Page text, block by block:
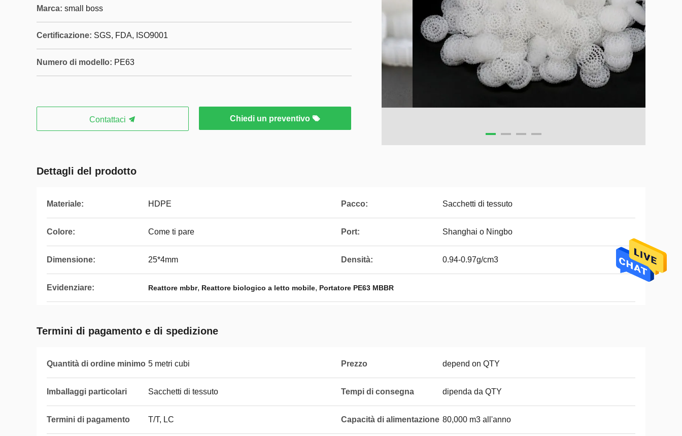
Marca: small boss
Certificazione: SGS, FDA, ISO9001
Numero di modello: PE63
Contattaci Chiedi un preventivo
Dettagli del prodotto
Materiale: HDPE Pacco: Sacchetti di tessuto
Colore: Come ti pare Port: Shanghai o Ningbo
Dimensione: 25*4mm Densità: 0.94-0.97g/cm3
Evidenziare: Reattore mbbr, Reattore biologico a letto mobile, Portatore PE63 MBBR
Termini di pagamento e di spedizione
Quantità di ordine minimo 5 metri cubi Prezzo depend on QTY
Imballaggi particolari Sacchetti di tessuto Tempi di consegna dipenda da QTY
Termini di pagamento T/T, LC Capacità di alimentazione 80,000 m3 all'anno